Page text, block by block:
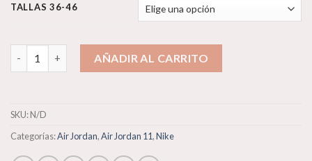
TALLAS 36-46
Air Jordan 11 Retro cantidadAÑADIR AL CARRITO
SKU:N/D
Categorías:Air Jordan,Air Jordan 11,Nike